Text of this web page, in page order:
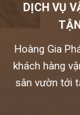
DỊCH VỤ
Hoàng Gia
khách hàng
sân vườn tới